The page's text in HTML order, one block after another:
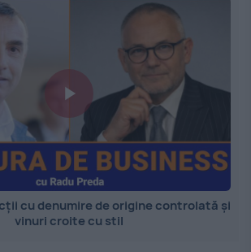
cu denumire de origine controlată și
vinuri croite cu stil